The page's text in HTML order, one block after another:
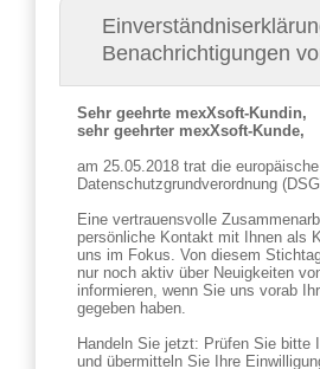
Benachrichtigungen
Sehr geehrte mexXsoft-Kundin,
sehr geehrter mexXsoft-Kunde,
am 25.05.2018 trat die europäische
Datenschutzgrundverordnung
Eine vertrauensvolle
persönliche Kontakt mit Ihnen als
uns im Fokus. Von diesem
nur noch aktiv über Neuigkeiten
informieren, wenn Sie uns vorab
gegeben haben.
Handeln Sie jetzt: Prüfen Sie bitte
und übermitteln Sie Ihre